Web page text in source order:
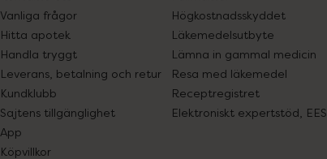
Vanliga frågor
Hitta apotek
Handla tryggt
Leverans, betalning och retur
Kundklubb
Sajtens tillgänglighet
App
Köpvillkor
Högkostnadsskyddet
Läkemedelsutbyte
Lämna in gammal medicin
Resa med läkemedel
Receptregistret
Elektroniskt expertstöd, EES